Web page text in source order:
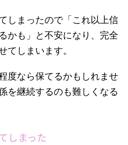
しまったので「これ以上信
かも」と不安になり、完全
てしまいます。
度なら保てるかもしれませ
を継続するのも難しくなる
しまった